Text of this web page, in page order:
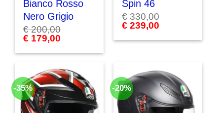
Bianco Rosso
Nero Grigio
€200,00
Il
prezzo
era:
€ 179,00
è:
Spin 46
€330,00
Il
prezzo
era:
€ 239,00
è:
-35% -20%